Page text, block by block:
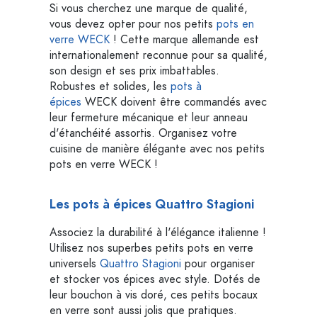
Si vous cherchez une marque de qualité,
vous devez opter pour nos petits pots en
verre WECK ! Cette marque allemande est
internationalement reconnue pour sa qualité,
son design et ses prix imbattables.
Robustes et solides, les pots à
épices WECK doivent être commandés avec
leur fermeture mécanique et leur anneau
d'étanchéité assortis. Organisez votre
cuisine de manière élégante avec nos petits
pots en verre WECK !
Les pots à épices Quattro Stagioni
Associez la durabilité à l'élégance italienne !
Utilisez nos superbes petits pots en verre
universels Quattro Stagioni pour organiser
et stocker vos épices avec style. Dotés de
leur bouchon à vis doré, ces petits bocaux
en verre sont aussi jolis que pratiques.